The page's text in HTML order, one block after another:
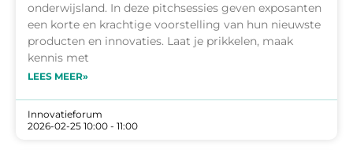
onderwijsland. In deze pitchsessies geven exposanten
een korte en krachtige voorstelling van hun nieuwste
producten en innovaties. Laat je prikkelen, maak
kennis met
LEES MEER»
Innovatieforum
2026-02-25 10:00 - 11:00